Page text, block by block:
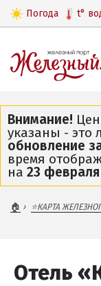
Погода t°
Общий обзор
Цены 2026
Все базы
ЧАСТНЫЙ
Внимание!
указаны - это
обновление
время
на 23
🏠 ⭐КАРТА
Отель